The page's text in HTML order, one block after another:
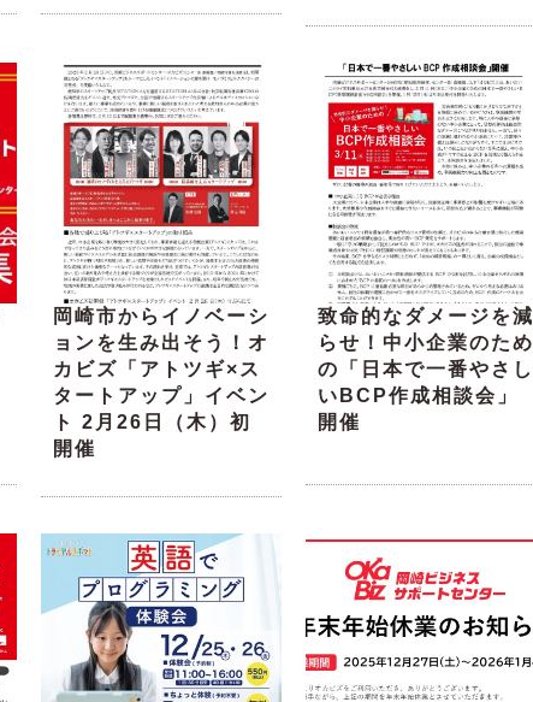
岡崎市からイノベーシ
ョンを生み出そう！オ
カビズ「アトツギ×ス
タートアップ」イベン
ト 2月26日（木）初
開催
致命的なダメージを減
らせ！中小企業のため
の「日本で一番やさし
いBCP作成相談会」
開催